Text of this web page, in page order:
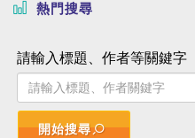
熱門搜尋
請輸入標題、作者等關鍵字
開始搜尋